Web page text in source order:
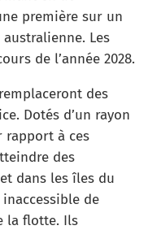
première sur un
Les
de l’année 2028.
des
Dotés d’un rayon
rapport à ces
des
dans les îles du
de
la flotte. Ils